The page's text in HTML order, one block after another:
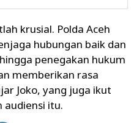
krusial. Polda Aceh
hubungan baik dan
penegakan hukum
memberikan rasa
Joko, yang juga ikut
audiensi itu.